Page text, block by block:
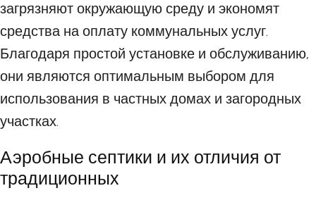
загрязняют окружающую среду и экономят
средства на оплату коммунальных услуг.
Благодаря простой установке и обслуживанию,
они являются оптимальным выбором для
использования в частных домах и загородных
участках.
Аэробные септики и их отличия от
традиционных